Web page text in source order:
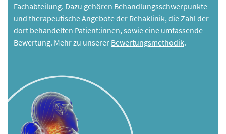
Fachabteilung. Dazu gehören Behandlungsschwerpunkte
und therapeutische Angebote der Rehaklinik, die Zahl der
dort behandelten Patient:innen, sowie eine umfassende
Bewertung. Mehr zu unserer Bewertungsmethodik.